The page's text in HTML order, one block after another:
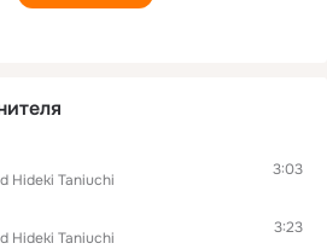
Hideki Taniuchi
3:03
Hideki Taniuchi
3:23